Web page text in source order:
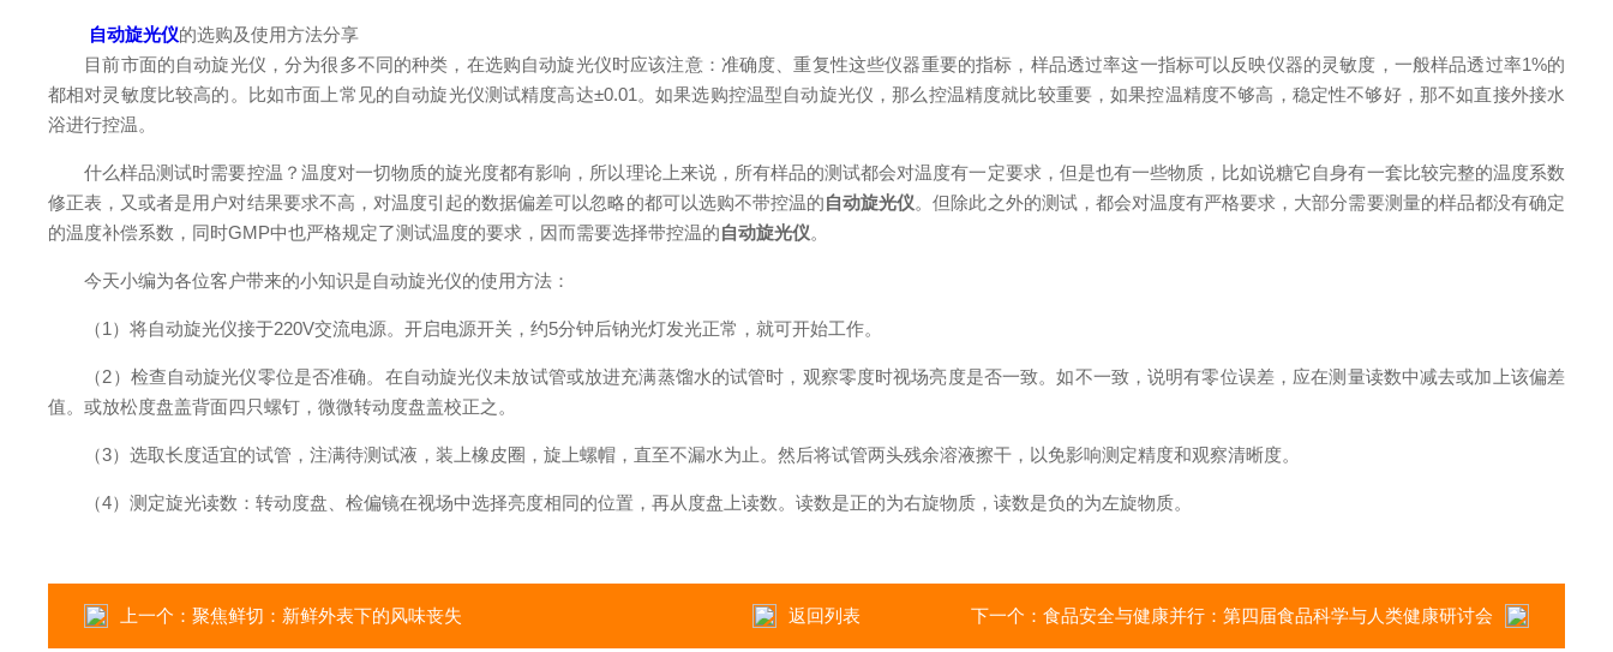
自动旋光仪的选购及使用方法分享
目前市面的自动旋光仪，分为很多不同的种类，在选购自动旋光仪时应该注意：准确度、重复性这些仪器重要的指标，样品透过率这一指标可以反映仪器的灵敏度，一般样品透过率1%的
都相对灵敏度比较高的。比如市面上常见的自动旋光仪测试精度高达±0.01。如果选购控温型自动旋光仪，那么控温精度就比较重要，如果控温精度不够高，稳定性不够好，那不如直接外接水
浴进行控温。
什么样品测试时需要控温？温度对一切物质的旋光度都有影响，所以理论上来说，所有样品的测试都会对温度有一定要求，但是也有一些物质，比如说糖它自身有一套比较完整的温度系数
修正表，又或者是用户对结果要求不高，对温度引起的数据偏差可以忽略的都可以选购不带控温的自动旋光仪。但除此之外的测试，都会对温度有严格要求，大部分需要测量的样品都没有确定
的温度补偿系数，同时GMP中也严格规定了测试温度的要求，因而需要选择带控温的自动旋光仪。
今天小编为各位客户带来的小知识是自动旋光仪的使用方法：
（1）将自动旋光仪接于220V交流电源。开启电源开关，约5分钟后钠光灯发光正常，就可开始工作。
（2）检查自动旋光仪零位是否准确。在自动旋光仪未放试管或放进充满蒸馏水的试管时，观察零度时视场亮度是否一致。如不一致，说明有零位误差，应在测量读数中减去或加上该偏差
值。或放松度盘盖背面四只螺钉，微微转动度盘盖校正之。
（3）选取长度适宜的试管，注满待测试液，装上橡皮圈，旋上螺帽，直至不漏水为止。然后将试管两头残余溶液擦干，以免影响测定精度和观察清晰度。
（4）测定旋光读数：转动度盘、检偏镜在视场中选择亮度相同的位置，再从度盘上读数。读数是正的为右旋物质，读数是负的为左旋物质。
上一个： 聚焦鲜切：新鲜外表下的风味丧失 返回列表 下一个： 食品安全与健康并行：第四届食品科学与人类健康研讨会